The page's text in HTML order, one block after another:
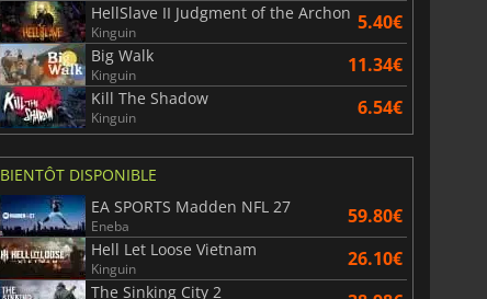
HellSlave II Judgment of the Archon
Kinguin 5.40€
Big Walk
Kinguin 11.34€
Kill The Shadow
Kinguin 6.54€
BIENTÔT DISPONIBLE
EA SPORTS Madden NFL 27
Eneba 59.80€
Hell Let Loose Vietnam
Kinguin 26.10€
The Sinking City 2